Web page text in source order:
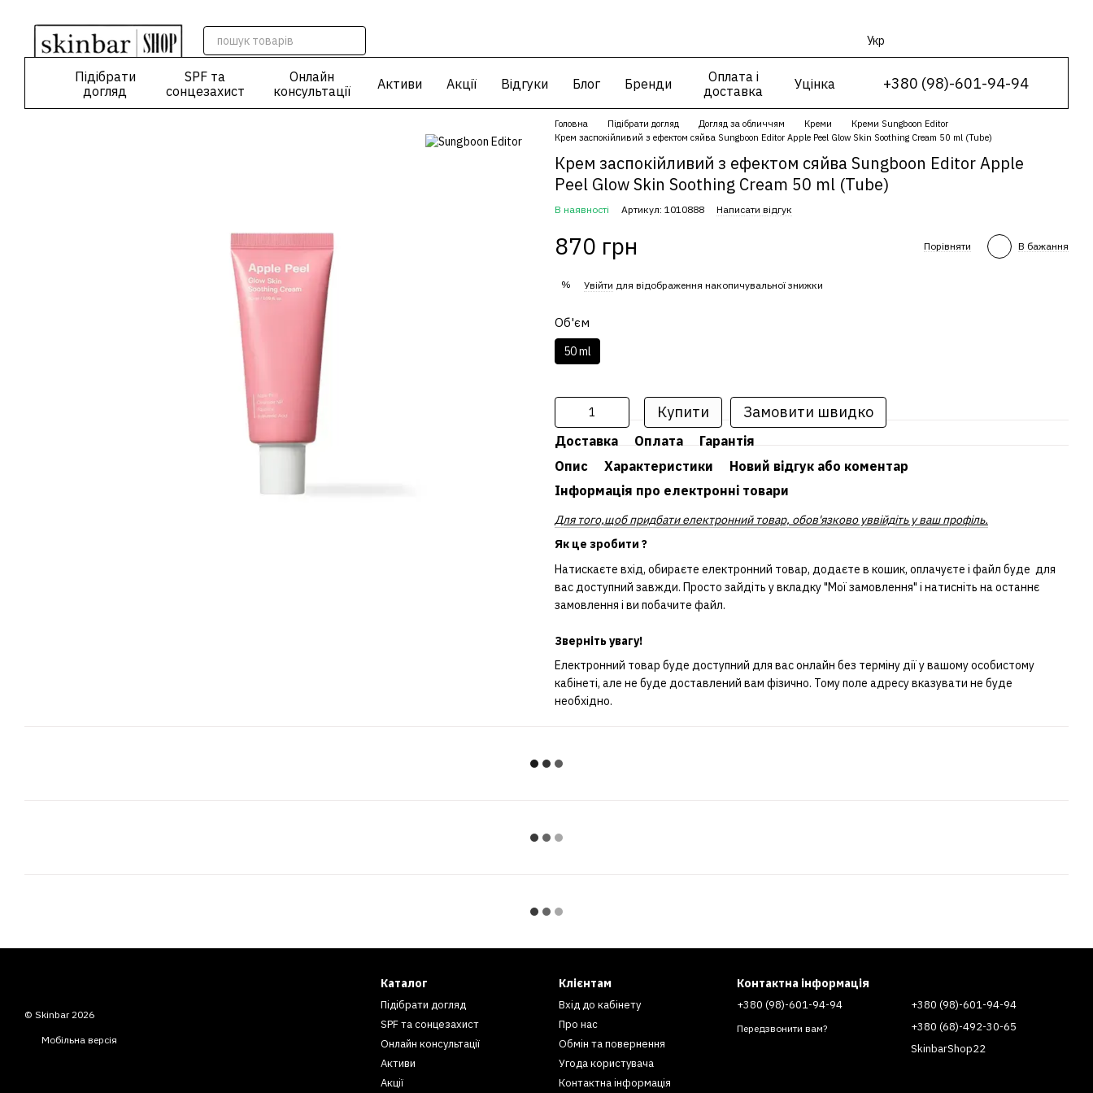
Укр
Підібрати
догляд
SPF та
сонцезахист
Онлайн
консультації
Активи Акції Відгуки Блог Бренди
Оплата і
доставка
Уцінка +380 (98)-601-94-94
Головна Підібрати догляд Догляд за обличчям Креми
Креми Sungboon Editor
Крем заспокійливий з ефектом сяйва Sungboon Editor Apple Peel Glow Skin Soothing Cream 50 ml (Tube)
Крем заспокійливий з ефектом сяйва Sungboon Editor Apple
Peel Glow Skin Soothing Cream 50 ml (Tube)
В наявності Артикул: 1010888 Написати відгук
870 грн Порівняти В бажання
% Увійти для відображення накопичувальної знижки
Об'єм
50 ml
Купити Замовити швидко
Доставка Оплата
Гарантія
Опис
Характеристики
Новий відгук або коментар
Інформація про електронні товари
Для того,щоб придбати електронний товар, обов'язково уввійдіть у ваш профіль.
Як це зробити ?
Натискаєте вхід, обираєте електронний товар, додаєте в кошик, оплачуєте і файл буде для
вас доступний завжди. Просто зайдіть у вкладку "Мої замовлення" і натисніть на останнє
замовлення і ви побачите файл.
Зверніть увагу!
Електронний товар буде доступний для вас онлайн без терміну дії у вашому особистому
кабінеті, але не буде доставлений вам фізично. Тому поле адресу вказувати не буде
необхідно.
© Skinbar 2026
Мобільна версія
Каталог
Підібрати догляд
SPF та сонцезахист
Онлайн консультації
Активи
Акції
Клієнтам
Вхід до кабінету
Про нас
Обмін та повернення
Угода користувача
Контактна інформація
Контактна інформація
+380 (98)-601-94-94
Передзвонити вам?
+380 (98)-601-94-94
+380 (68)-492-30-65
SkinbarShop22